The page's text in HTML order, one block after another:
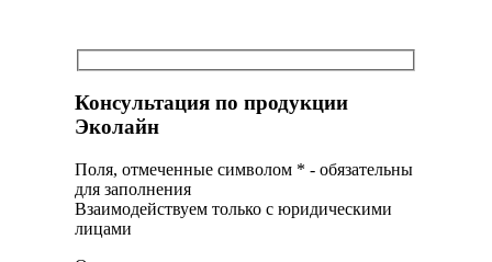
Консультация по продукции
Эколайн
Поля, отмеченные символом * - обязательны
для заполнения
Взаимодействуем только с юридическими
лицами